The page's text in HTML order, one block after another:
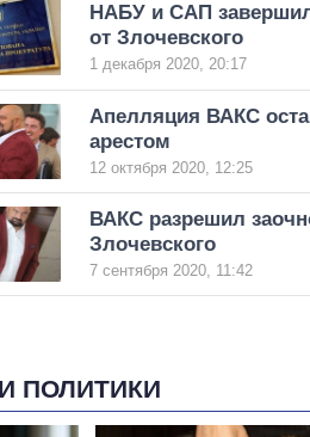
НАБУ и САП
от Злочевского
1 декабря 2020, 20:17
Апелляция ВАКС
арестом
12 октября 2020, 12:25
ВАКС разрешил
Злочевского
7 сентября 2020, 11:42
ПОЛИТИКИ